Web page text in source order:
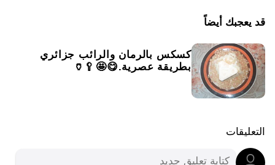
قد يعجبك أيضاً
كسكس بالرمان والرائب جزائري
بطريقة عصرية.😋🤩⁦🥄🏺
التعليقات